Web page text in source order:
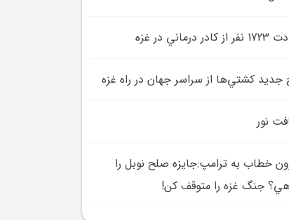
درماني در غزه
جديد کشتي‌ها از سراسر جهان در راه غزه
نور
خطاب به ترامپ:جايزه صلح نوبل را
جنگ غزه را متوقف کن!